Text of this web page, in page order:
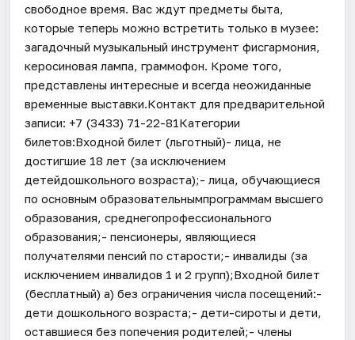
свободное время. Вас ждут предметы быта,
которые теперь можно встретить только в музее:
загадочный музыкальный инструмент фисгармония,
керосиновая лампа, граммофон. Кроме того,
представлены интересные и всегда неожиданные
временные выставки.Контакт для предварительной
записи: +7 (3433) 71-22-81Категории
билетов:Входной билет (льготный)- лица, не
достигшие 18 лет (за исключением
детейдошкольного возраста);- лица, обучающиеся
по основным образовательнымпрограммам высшего
образования, среднегопрофессионального
образования;- пенсионеры, являющиеся
получателями пенсий по старости;- инвалиды (за
исключением инвалидов 1 и 2 групп);Входной билет
(бесплатный) а) без ограничения числа посещений:-
дети дошкольного возраста;- дети-сироты и дети,
оставшиеся без попечения родителей;- члены